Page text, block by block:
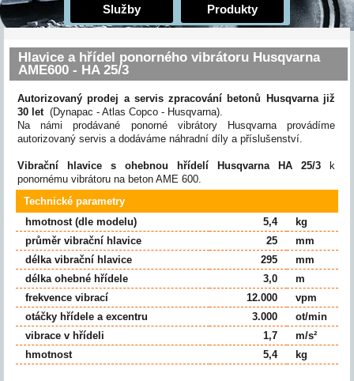
Služby Produkty
Hlavice a hřídel ponorného vibrátoru Husqvarna
AME600 - HA 25/3
Autorizovaný prodej a servis zpracování betonů Husqvarna již
30 let (Dynapac - Atlas Copco - Husqvarna).
Na námi prodávané ponorné vibrátory Husqvarna provádíme
autorizovaný servis a dodáváme náhradní díly a příslušenství.
Vibrační hlavice s ohebnou hřídelí Husqvarna HA 25/3 k
ponornému vibrátoru na beton AME 600.
Technické parametry
hmotnost (dle modelu)
průměr vibrační hlavice
délka vibrační hlavice
délka ohebné hřídele
frekvence vibrací
otáčky hřídele a excentru
vibrace v hřídeli
hmotnost
5,4
25
295
3,0
12.000
3.000
1,7
5,4
kg
mm
mm
m
vpm
ot/min
m/s²
kg